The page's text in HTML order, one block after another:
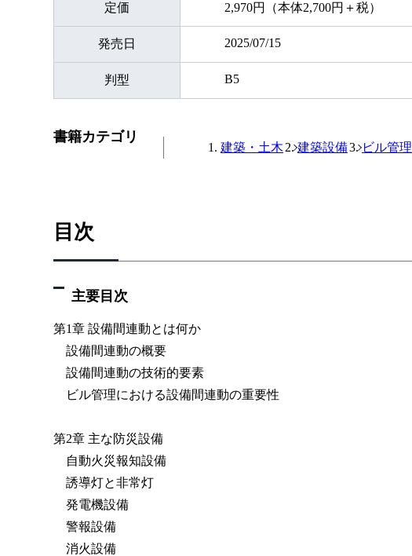
定価 2,970円（本体2,700円＋税）
発売日 2025/07/15
判型 B5
書籍カテゴリ
建築・土木 建築設備 ビル管理
目次
主要目次
第1章 設備間連動とは何か
設備間連動の概要
設備間連動の技術的要素
ビル管理における設備間連動の重要性
第2章 主な防災設備
自動火災報知設備
誘導灯と非常灯
発電機設備
警報設備
消火設備